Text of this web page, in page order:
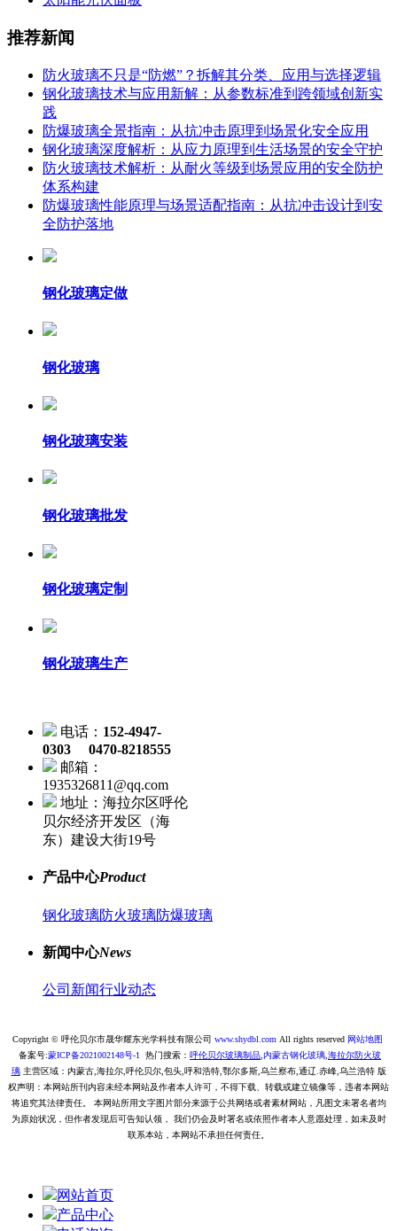
推荐新闻
防火玻璃不只是“防燃”？拆解其分类、应用与选择逻辑
钢化玻璃技术与应用新解：从参数标准到跨领域创新实
践
防爆玻璃全景指南：从抗冲击原理到场景化安全应用
钢化玻璃深度解析：从应力原理到生活场景的安全守护
防火玻璃技术解析：从耐火等级到场景应用的安全防护
体系构建
防爆玻璃性能原理与场景适配指南：从抗冲击设计到安
全防护落地
钢化玻璃定做
钢化玻璃
钢化玻璃安装
钢化玻璃批发
钢化玻璃定制
钢化玻璃生产
电话： 152-4947-
0303 0470-8218555
邮箱：
1935326811@qq.com
地址：海拉尔区呼伦
贝尔经济开发区（海
东）建设大街19号
产品中心Product
钢化玻璃防火玻璃防爆玻璃
新闻中心News
公司新闻行业动态
Copyright © 呼伦贝尔市晟华耀东光学科技有限公司 www.shydbl.com All rights reserved 网站地图
备案号:蒙ICP备2021002148号-1 热门搜索： 呼伦贝尔玻璃制品 内蒙古钢化玻璃 海拉尔防火玻
璃主营区域：内蒙古,海拉尔,呼伦贝尔,包头,呼和浩特,鄂尔多斯,乌兰察布,通辽.赤峰,乌兰浩特 版
权声明：本网站所刊内容未经本网站及作者本人许可，不得下载、转载或建立镜像等，违者本网站
将追究其法律责任。 本网站所用文字图片部分来源于公共网络或者素材网站，凡图文未署名者均
为原始状况，但作者发现后可告知认领， 我们仍会及时署名或依照作者本人意愿处理，如未及时
联系本站，本网站不承担任何责任。
网站首页
产品中心